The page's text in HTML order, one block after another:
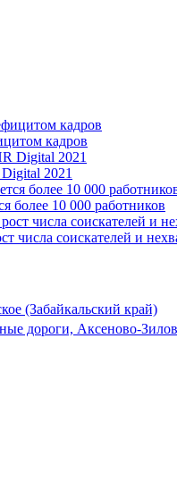
кадров
2021
более 10 000 работников
числа соискателей и
(Забайкальский край)
дороги, Аксеново-